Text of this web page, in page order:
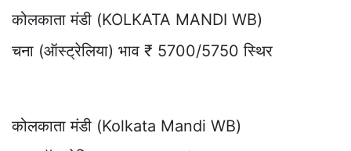
कोलकाता मंडी (KOLKATA MANDI WB)
चना (ऑस्ट्रेलिया) भाव ₹ 5700/5750 स्थिर
कोलकाता मंडी (Kolkata Mandi WB)